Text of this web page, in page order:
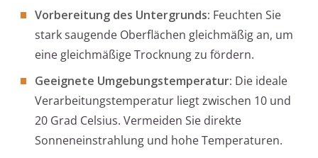
Vorbereitung des Untergrunds: Feuchten Sie
stark saugende Oberflächen gleichmäßig an, um
eine gleichmäßige Trocknung zu fördern.
Geeignete Umgebungstemperatur: Die ideale
Verarbeitungstemperatur liegt zwischen 10 und
20 Grad Celsius. Vermeiden Sie direkte
Sonneneinstrahlung und hohe Temperaturen.